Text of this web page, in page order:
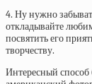
4. Ну нужно
откладывайте
посвятить его
творчеству.
Интересный способ